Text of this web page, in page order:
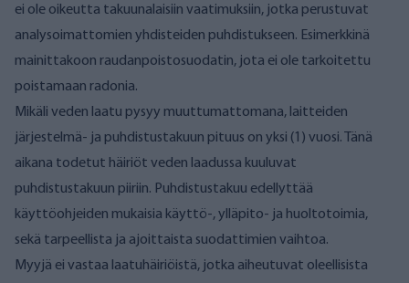
ei ole oikeutta takuunalaisiin vaatimuksiin, jotka perustuvat
analysoimattomien yhdisteiden puhdistukseen. Esimerkkinä
mainittakoon raudanpoistosuodatin, jota ei ole tarkoitettu
poistamaan radonia.
Mikäli veden laatu pysyy muuttumattomana, laitteiden
järjestelmä- ja puhdistustakuun pituus on yksi (1) vuosi. Tänä
aikana todetut häiriöt veden laadussa kuuluvat
puhdistustakuun piiriin. Puhdistustakuu edellyttää
käyttöohjeiden mukaisia käyttö-, ylläpito- ja huoltotoimia,
sekä tarpeellista ja ajoittaista suodattimien vaihtoa.
Myyjä ei vastaa laatuhäiriöistä, jotka aiheutuvat oleellisista